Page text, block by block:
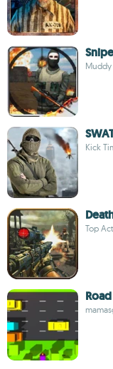
Muddy
Kick
Top